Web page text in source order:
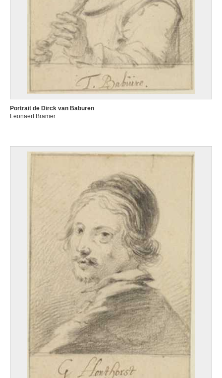
Portrait de Dirck van Baburen
Leonaert Bramer